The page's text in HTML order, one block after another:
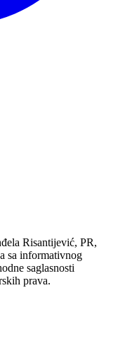
Risantijević, PR,
sa informativnog
saglasnosti
prava.